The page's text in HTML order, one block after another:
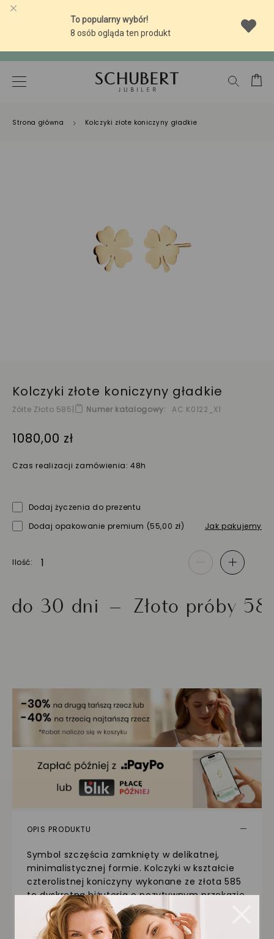
-30% na brylanty do 0,4 ct.
Strona główna Kolczyki złote koniczyny gładkie
Kolczyki złote koniczyny gładkie
Żółte Złoto 585 Numer katalogowy AC K0122_X1
1080,00 zł
Czas realizacji zamówienia: 48h
Dodaj życzenia do prezentu
Dodaj opakowanie premium (55,00 zł) Jak pakujemy
Ilość - +
30 dni Złoto próby 585
OPIS PRODUKTU
Symbol szczęścia zamknięty w delikatnej,
minimalistycznej formie. Kolczyki w kształcie
czterolistnej koniczyny wykonane ze złota 585
to dyskretna biżuteria o pozytywnym przekazie.
Lekka konstrukcja i klasyczne sztyfty sprawiają,
że są wygodne do codziennego noszenia. Złota
proporcja, prosta forma i subtelne